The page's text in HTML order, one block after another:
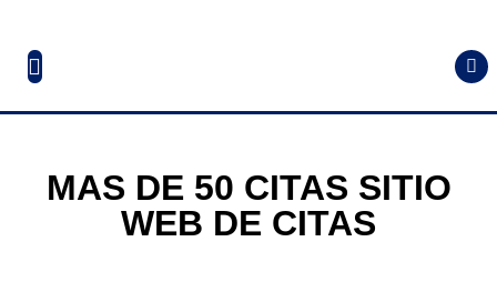
MAS DE 50 CITAS SITIO
WEB DE CITAS